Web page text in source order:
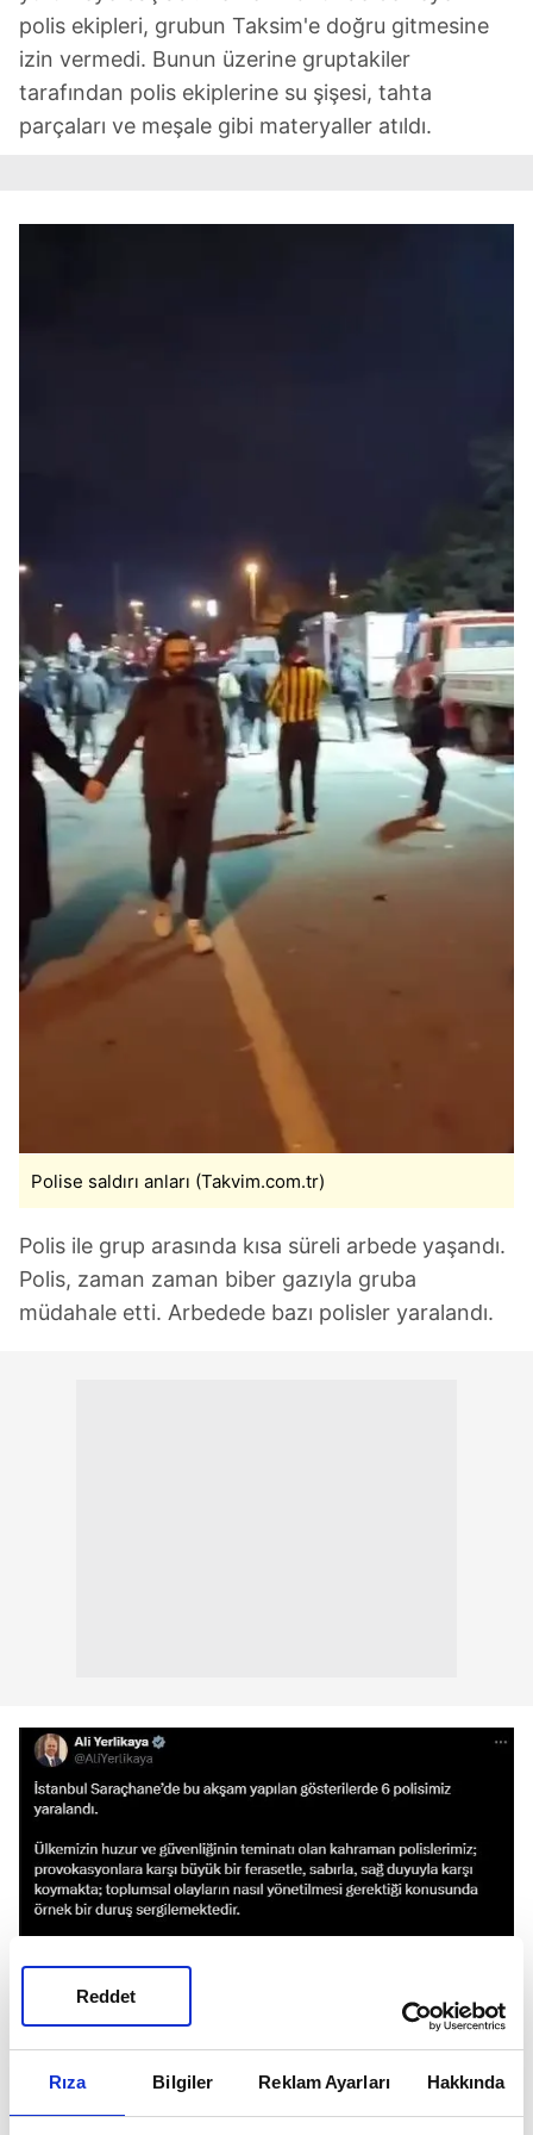
Rıza Bilgiler Reklam Ayarları Hakkında
Reddet
polis ekipleri, grubun Taksim'e doğru gitmesine
izin vermedi. Bunun üzerine gruptakiler
tarafından polis ekiplerine su şişesi, tahta
parçaları ve meşale gibi materyaller atıldı.
Polise saldırı anları (Takvim.com.tr)
Polis ile grup arasında kısa süreli arbede yaşandı.
Polis, zaman zaman biber gazıyla gruba
müdahale etti. Arbedede bazı polisler yaralandı.